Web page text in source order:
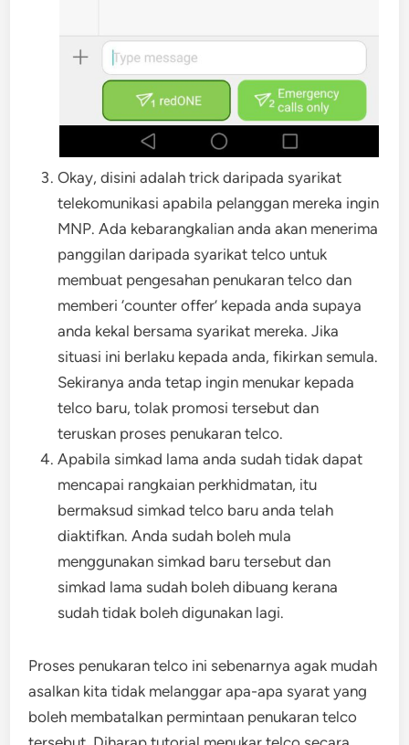
Okay, disini adalah trick daripada syarikat
telekomunikasi apabila pelanggan mereka ingin
MNP. Ada kebarangkalian anda akan menerima
panggilan daripada syarikat telco untuk
membuat pengesahan penukaran telco dan
memberi ‘counter offer’ kepada anda supaya
anda kekal bersama syarikat mereka. Jika
situasi ini berlaku kepada anda, fikirkan semula.
Sekiranya anda tetap ingin menukar kepada
telco baru, tolak promosi tersebut dan
teruskan proses penukaran telco.
Apabila simkad lama anda sudah tidak dapat
mencapai rangkaian perkhidmatan, itu
bermaksud simkad telco baru anda telah
diaktifkan. Anda sudah boleh mula
menggunakan simkad baru tersebut dan
simkad lama sudah boleh dibuang kerana
sudah tidak boleh digunakan lagi.
Proses penukaran telco ini sebenarnya agak mudah
asalkan kita tidak melanggar apa-apa syarat yang
boleh membatalkan permintaan penukaran telco